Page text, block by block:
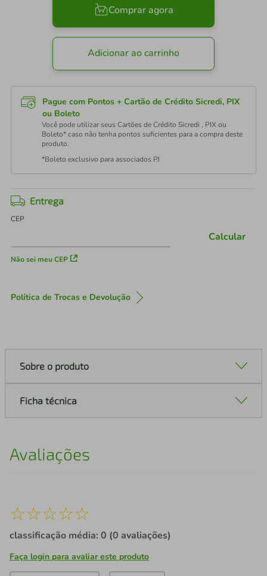
Comprar agora
Adicionar ao carrinho
Pague com Pontos + Cartão de Crédito Sicredi, PIX
ou Boleto
Você pode utilizar seus Cartões de Crédito Sicredi , PIX ou
Boleto* caso não tenha pontos suficientes para a compra deste
produto.
*Boleto exclusivo para associados PJ
Entrega
CEP
Não sei meu CEP
Calcular
Política de Trocas e Devolução
Sobre o produto
Ficha técnica
Avaliações
☆☆☆☆☆
classificação média: 0 (0 avaliações)
Faça login para avaliar este produto